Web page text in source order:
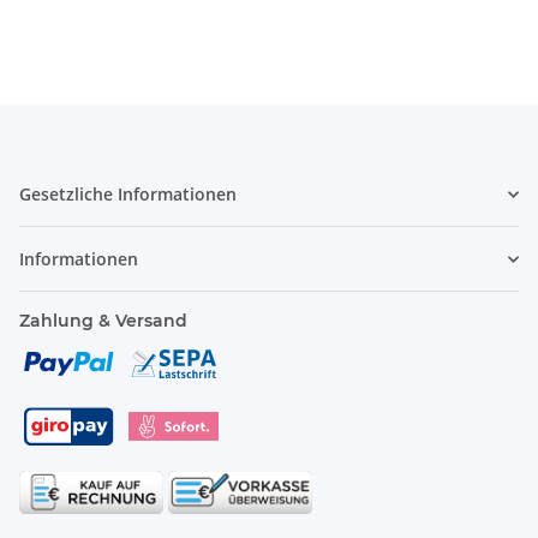
Gesetzliche Informationen
Informationen
Zahlung & Versand